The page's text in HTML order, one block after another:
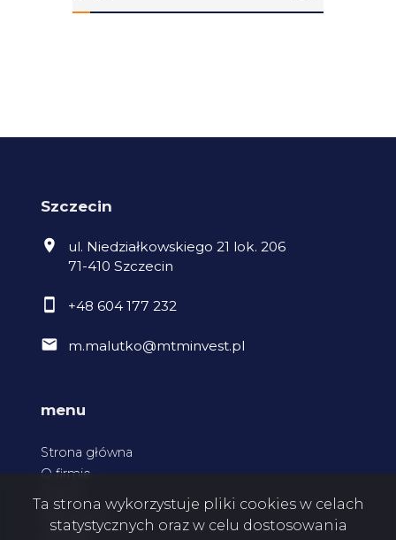
Szczecin
ul. Niedziałkowskiego 21 lok. 206
71-410 Szczecin
+48 604 177 232
m.malutko@mtminvest.pl
menu
Strona główna
O firmie
Ta strona wykorzystuje pliki cookies w celach
statystycznych oraz w celu dostosowania